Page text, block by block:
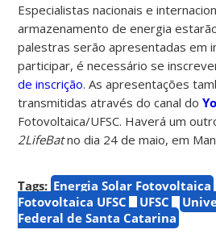
Especialistas nacionais e
armazenamento de energia
palestras serão apresentadas em
participar, é necessário se
de inscrição. As apresentações
transmitidas através do canal do
Fotovoltaica/UFSC. Haverá um
2LifeBatno dia 24 de maio, em
Tags: Energia Solar Fotovoltaica
Fotovoltaica UFSC
UFSC
Federal de Santa Catarina